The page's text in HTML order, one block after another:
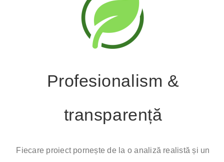
Profesionalism &
transparență
Fiecare proiect pornește de la o analiză realistă și un